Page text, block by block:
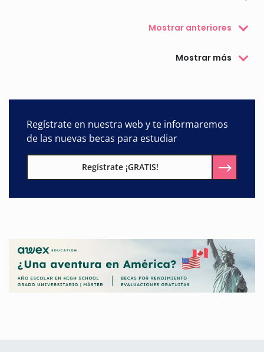
Mostrar anteriores
Mostrar más
Regístrate en nuestra web y te informaremos
de las nuevas becas para estudiar
Regístrate ¡GRATIS!